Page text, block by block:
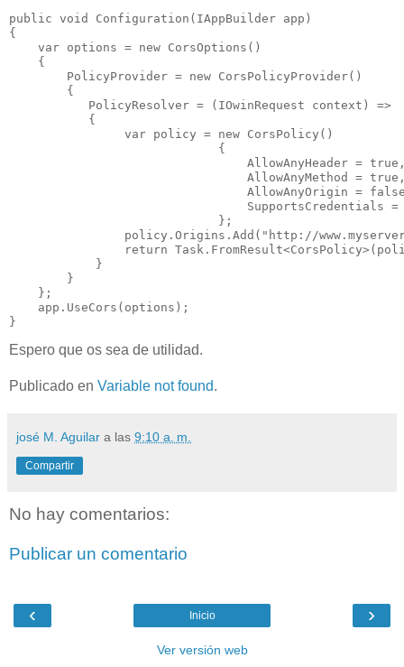
public void Configuration(IAppBuilder app)
{
    var options = new CorsOptions()
    {
        PolicyProvider = new CorsPolicyProvider()
        {
           PolicyResolver = (IOwinRequest context) =>
           {
                var policy = new CorsPolicy()
                             {
AllowAnyHeader =
AllowAnyMethod =
AllowAnyOrigin =
SupportsCredentials =
                             };
policy.Origins.Add("http://
return
            }
        }
    };
    app.UseCors(options);
}
Espero que os sea de utilidad.
Publicado en Variable not found.
josé M. Aguilar a las 9:10 a. m.
Compartir
No hay comentarios:
Publicar un comentario
‹ ›
Inicio
Ver versión web